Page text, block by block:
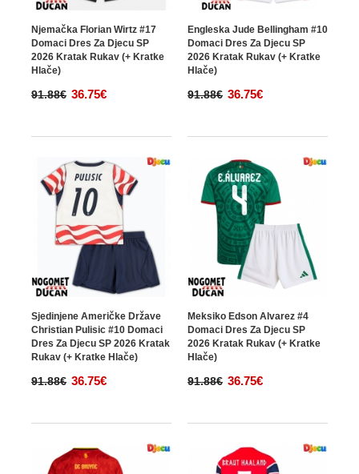
Njemačka Florian Wirtz #17
Domaci Dres Za Djecu SP
2026 Kratak Rukav (+ Kratke
Hlače)
91.88€ 36.75€
Engleska Jude Bellingham #10
Domaci Dres Za Djecu SP
2026 Kratak Rukav (+ Kratke
Hlače)
91.88€ 36.75€
Sjedinjene Američke Države
Christian Pulisic #10 Domaci
Dres Za Djecu SP 2026 Kratak
Rukav (+ Kratke Hlače)
91.88€ 36.75€
Meksiko Edson Alvarez #4
Domaci Dres Za Djecu SP
2026 Kratak Rukav (+ Kratke
Hlače)
91.88€ 36.75€